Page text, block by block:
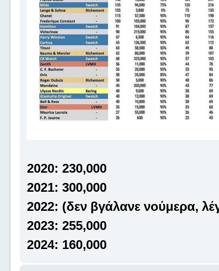
2020: 230,000
2021: 300,000
2022: (δεν βγάλανε νούμερα,
2023: 255,000
2024: 160,000